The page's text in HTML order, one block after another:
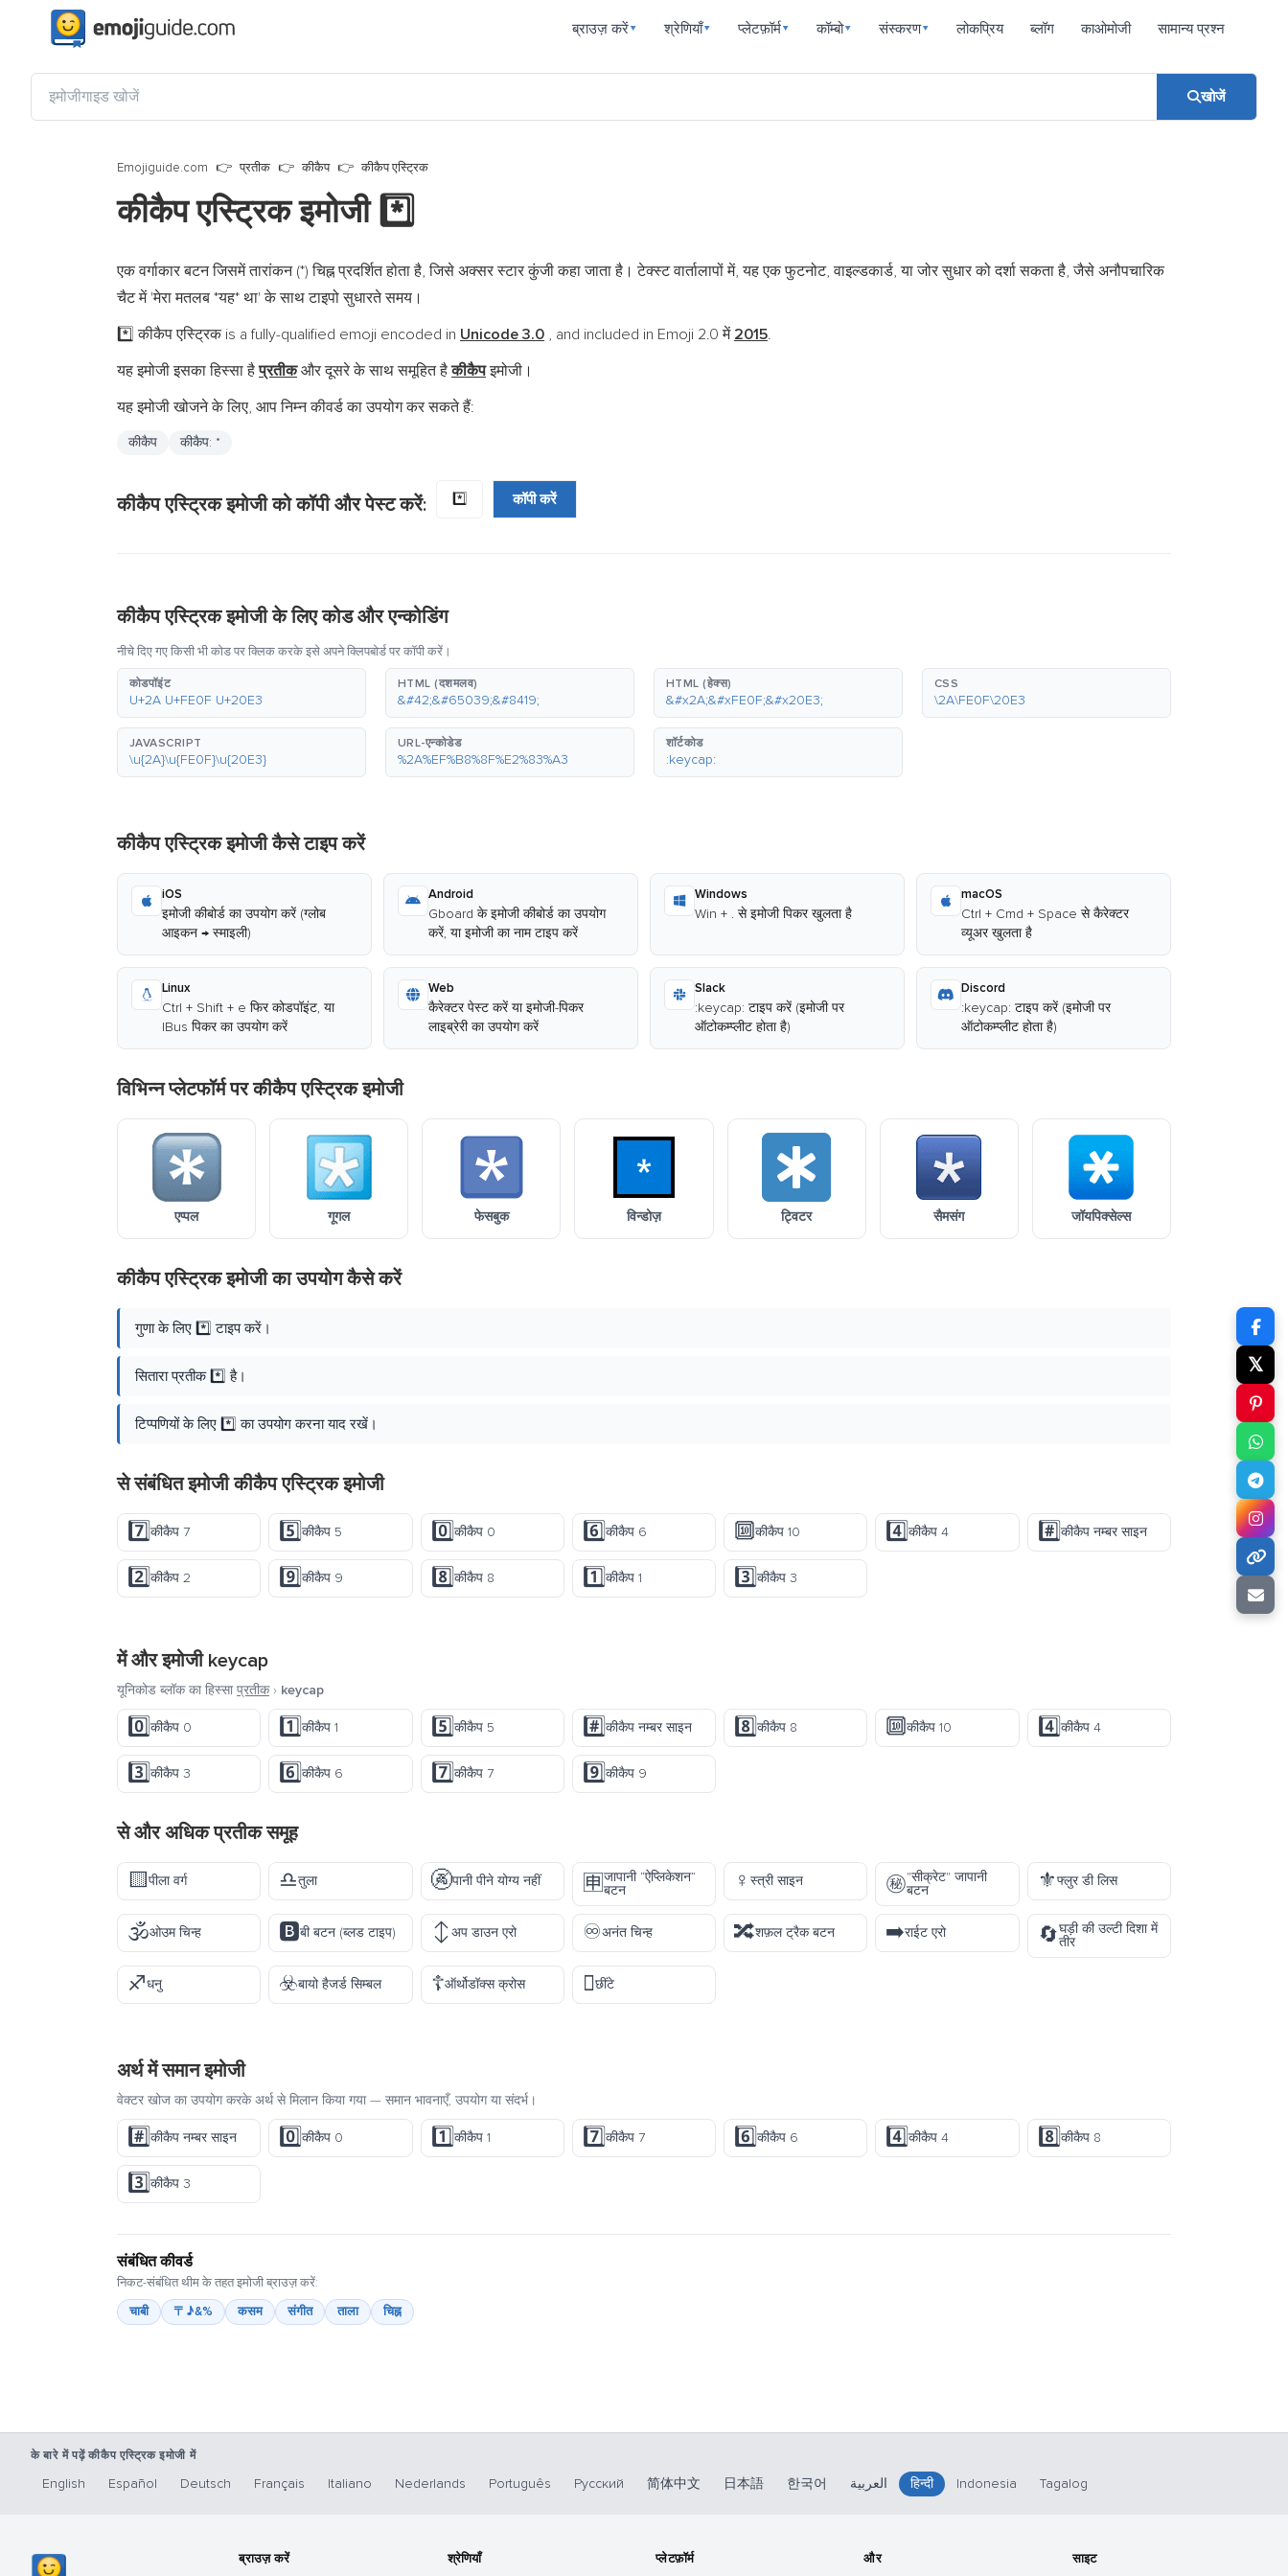
ब्राउज़ करें▾ श्रेणियाँ▾ प्लेटफ़ॉर्म▾ कॉम्बो▾ संस्करण▾ लोकप्रिय ब्लॉग काओमोजी सामान्य प्रश्न
खोजें
Emojiguide.com प्रतीक कीकैप कीकैप एस्ट्रिक
कीकैप एस्ट्रिक इमोजी *️⃣
एक वर्गाकार बटन जिसमें तारांकन (*) चिह्न प्रदर्शित होता है, जिसे अक्सर स्टार कुंजी कहा जाता है। टेक्स्ट वार्तालापों में, यह एक फुटनोट, वाइल्डकार्ड, या जोर सुधार को दर्शा सकता है, जैसे अनौपचारिक
चैट में 'मेरा मतलब *यह* था' के साथ टाइपो सुधारते समय।
*️⃣ कीकैप एस्ट्रिक is a fully-qualified emoji encoded in Unicode 3.0 , and included in Emoji 2.0 में 2015.
यह इमोजी इसका हिस्सा हैप्रतीकऔर दूसरे के साथ समूहित हैकीकैपइमोजी।
यह इमोजी खोजने के लिए, आप निम्न कीवर्ड का उपयोग कर सकते हैं:
कीकैप कीकैप: *
कीकैप एस्ट्रिक इमोजी को कॉपी और पेस्ट करें: *️⃣ कॉपी करें
कीकैप एस्ट्रिक इमोजी के लिए कोड और एन्कोडिंग
नीचे दिए गए किसी भी कोड पर क्लिक करके इसे अपने क्लिपबोर्ड पर कॉपी करें।
कोडपॉइंट
U+2A U+FE0F U+20E3
HTML (दशमलव)
&#42;&#65039;&#8419;
HTML (हेक्स)
&#x2A;&#xFE0F;&#x20E3;
CSS
\2A\FE0F\20E3
JAVASCRIPT
\u{2A}\u{FE0F}\u{20E3}
URL-एन्कोडेड
%2A%EF%B8%8F%E2%83%A3
शॉर्टकोड
:keycap:
कीकैप एस्ट्रिक इमोजी कैसे टाइप करें
iOS
इमोजी कीबोर्ड का उपयोग करें (ग्लोब
आइकन → स्माइली)
Android
Gboard के इमोजी कीबोर्ड का उपयोग
करें, या इमोजी का नाम टाइप करें
Windows
Win + . से इमोजी पिकर खुलता है
macOS
Ctrl + Cmd + Space से कैरेक्टर
व्यूअर खुलता है
Linux
Ctrl + Shift + e फिर कोडपॉइंट, या
IBus पिकर का उपयोग करें
Web
कैरेक्टर पेस्ट करें या इमोजी-पिकर
लाइब्रेरी का उपयोग करें
Slack
:keycap: टाइप करें (इमोजी पर
ऑटोकम्प्लीट होता है)
Discord
:keycap: टाइप करें (इमोजी पर
ऑटोकम्प्लीट होता है)
विभिन्न प्लेटफॉर्म पर कीकैप एस्ट्रिक इमोजी
एप्पल गूगल फेसबुक विन्डोज़ ट्विटर सैमसंग जॉयपिक्सेल्स
कीकैप एस्ट्रिक इमोजी का उपयोग कैसे करें
गुणा के लिए *️⃣ टाइप करें।
सितारा प्रतीक *️⃣ है।
टिप्पणियों के लिए *️⃣ का उपयोग करना याद रखें।
से संबंधित इमोजी कीकैप एस्ट्रिक इमोजी
7️⃣कीकैप 7 5️⃣कीकैप 5 0️⃣कीकैप 0 6️⃣कीकैप 6 🔟कीकैप 10 4️⃣कीकैप 4 #️⃣कीकैप नम्बर साइन
2️⃣कीकैप 2 9️⃣कीकैप 9 8️⃣कीकैप 8 1️⃣कीकैप 1 3️⃣कीकैप 3
में और इमोजी keycap
यूनिकोड ब्लॉक का हिस्साप्रतीक› keycap
0️⃣कीकैप 0 1️⃣कीकैप 1 5️⃣कीकैप 5 #️⃣कीकैप नम्बर साइन 8️⃣कीकैप 8 🔟कीकैप 10 4️⃣कीकैप 4
3️⃣कीकैप 3 6️⃣कीकैप 6 7️⃣कीकैप 7 9️⃣कीकैप 9
से और अधिकप्रतीकसमूह
🟨पीला वर्ग ♎तुला 🚱पानी पीने योग्य नहीं 🈸 जापानी “ऐप्लिकेशन”
बटन
♀️स्त्री साइन ㊙️"सीक्रेट" जापानी
बटन
⚜️फ्लुर डी लिस
🕉️ओउम चिन्ह 🅱️बी बटन (ब्लड टाइप) ↕️अप डाउन एरो ♾️अनंत चिन्ह 🔀शफ़ल ट्रैक बटन ➡️राईट एरो 🔄घड़ी की उल्टी दिशा में
तीर
♐धनु ☣️बायो हैजर्ड सिम्बल ☦️ऑर्थोडॉक्स क्रोस 🫟छींटे
अर्थ में समान इमोजी
वेक्टर खोज का उपयोग करके अर्थ से मिलान किया गया — समान भावनाएँ, उपयोग या संदर्भ।
#️⃣कीकैप नम्बर साइन 0️⃣कीकैप 0 1️⃣कीकैप 1 7️⃣कीकैप 7 6️⃣कीकैप 6 4️⃣कीकैप 4 8️⃣कीकैप 8
3️⃣कीकैप 3
संबंधित कीवर्ड
निकट-संबंधित थीम के तहत इमोजी ब्राउज़ करें:
चाबी
〒♪&% कसम संगीत ताला चिह्न
𝕏
के बारे में पढ़ें कीकैप एस्ट्रिक इमोजी में
English Español Deutsch Français Italiano Nederlands Português Русский 简体中文 日本語 한국어 العربية हिन्दी Indonesia Tagalog
ब्राउज़ करें श्रेणियाँ प्लेटफ़ॉर्म और साइट